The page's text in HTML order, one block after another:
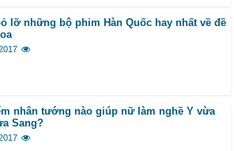
lỡ những bộ phim Hàn Quốc hay nhất về đề
nhân tướng nào giúp nữ làm nghề Y vừa
Sang?